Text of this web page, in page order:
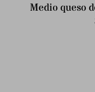
Medio queso